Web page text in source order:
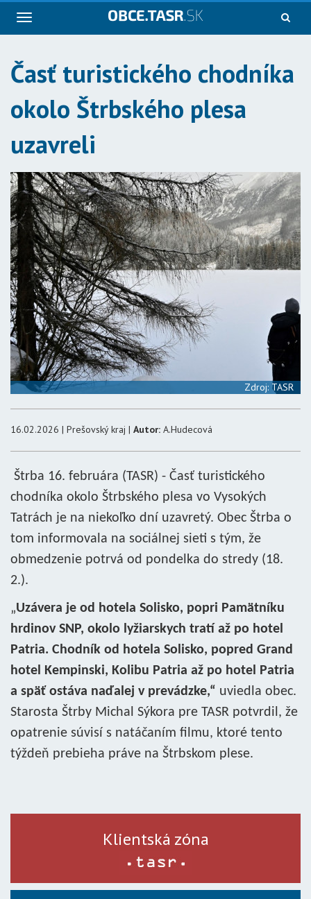
Navigácia
Časť turistického chodníka
okolo Štrbského plesa
uzavreli
Zdroj: TASR
16.02.2026 | Prešovský kraj | Autor: A.Hudecová
Štrba 16. februára (TASR) - Časť turistického
chodníka okolo Štrbského plesa vo Vysokých
Tatrách je na niekoľko dní uzavretý. Obec Štrba o
tom informovala na sociálnej sieti s tým, že
obmedzenie potrvá od pondelka do stredy (18.
2.).
„Uzávera je od hotela Solisko, popri Pamätníku
hrdinov SNP, okolo lyžiarskych tratí až po hotel
Patria. Chodník od hotela Solisko, popred Grand
hotel Kempinski, Kolibu Patria až po hotel Patria
a späť ostáva naďalej v prevádzke,“ uviedla obec.
Starosta Štrby Michal Sýkora pre TASR potvrdil, že
opatrenie súvisí s natáčaním filmu, ktoré tento
týždeň prebieha práve na Štrbskom plese.
Klientská zóna